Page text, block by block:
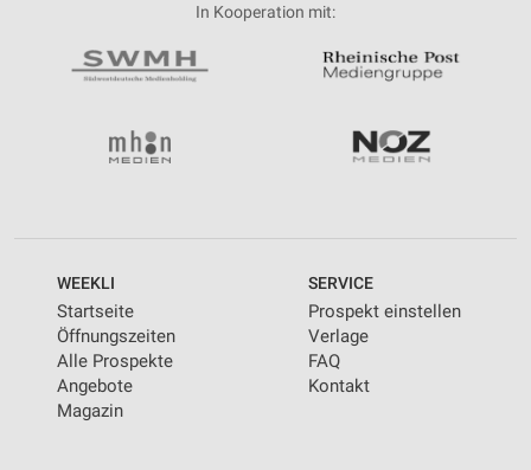
In Kooperation mit:
WEEKLI
Startseite
Öffnungszeiten
Alle Prospekte
Angebote
Magazin
SERVICE
Prospekt einstellen
Verlage
FAQ
Kontakt